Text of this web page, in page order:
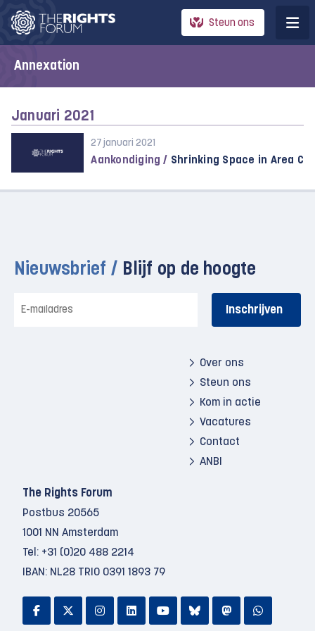
Steun ons
Annexation
Januari 2021
27 januari 2021
Aankondiging / Shrinking Space in Area C
Nieuwsbrief / Blijf op de hoogte
mailadres
Over ons
Steun ons
Kom in actie
Vacatures
Contact
ANBI
The Rights Forum
Postbus 20565
1001 NN Amsterdam
Tel: +31 (0)20 488 2214
IBAN: NL28 TRIO 0391 1893 79